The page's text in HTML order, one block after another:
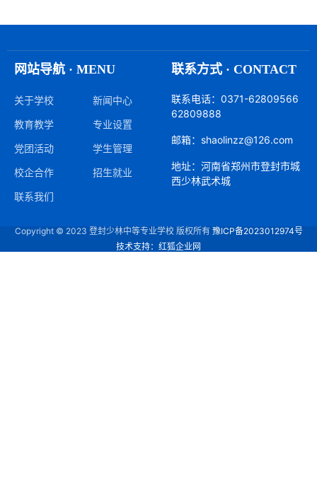
网站导航 · MENU
关于学校
新闻中心
教育教学
专业设置
党团活动
学生管理
校企合作
招生就业
联系我们
联系方式 · CONTACT
联系电话：0371-62809566
62809888
邮箱：shaolinzz@126.com
地址：河南省郑州市登封市城
西少林武术城
Copyright © 2023 登封少林中等专业学校 版权所有 豫ICP备2023012974号
技术支持：红狐企业网